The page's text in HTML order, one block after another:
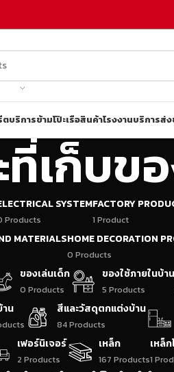
ตบริการข้ามโป๊ะเรือสินค้าโรงงานบริการส่
เก็บข
SYSTEM
Products
FACTORY
1 Product
MATERIALSHOME DECORATION
0 Products
ของเล่นเด็ก
0 Products
ของใช้ภายในบ้าน
5 Products
น สีและวัสดุตกแต่งบ้าน
84 Products
เฟอร์นิเจอร์
2 Products
เหล็ก
167 Products
เหล็
1